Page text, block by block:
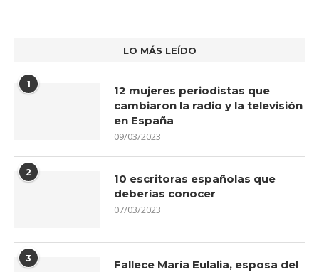
LO MÁS LEÍDO
1
12 mujeres periodistas que
cambiaron la radio y la televisión
en España
09/03/2023
2
10 escritoras españolas que
deberías conocer
07/03/2023
3
Fallece María Eulalia, esposa del